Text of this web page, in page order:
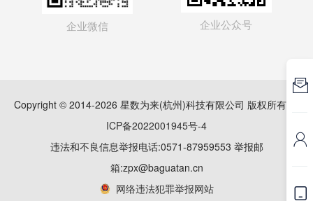
企业微信 企业公众号
Copyright © 2014-2026 星数为来(杭州)科技有限公司 版权所有
ICP备2022001945号-4
违法和不良信息举报电话:0571-87959553 举报邮
箱:zpx@baguatan.cn
网络违法犯罪举报网站


